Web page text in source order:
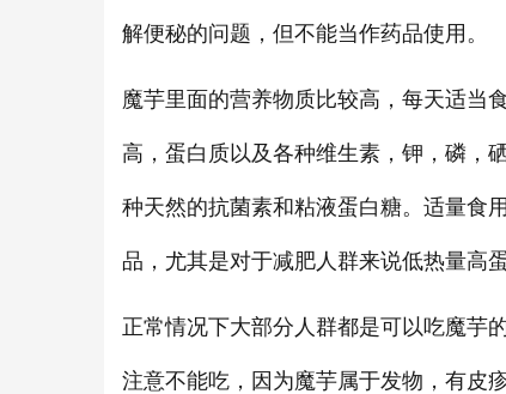
解便秘的问题，但不能当作药品使用。
魔芋里面的营养物质比较高，每天适当
高，蛋白质以及各种维生素，钾，磷，
种天然的抗菌素和粘液蛋白糖。适量食
品，尤其是对于减肥人群来说低热量高
正常情况下大部分人群都是可以吃魔芋
注意不能吃，因为魔芋属于发物，有皮